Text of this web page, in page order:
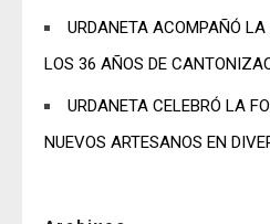
URDANETA ACOMPAÑÓ
LOS 36 AÑOS DE
URDANETA CELEBRÓ LA
NUEVOS ARTESANOS EN